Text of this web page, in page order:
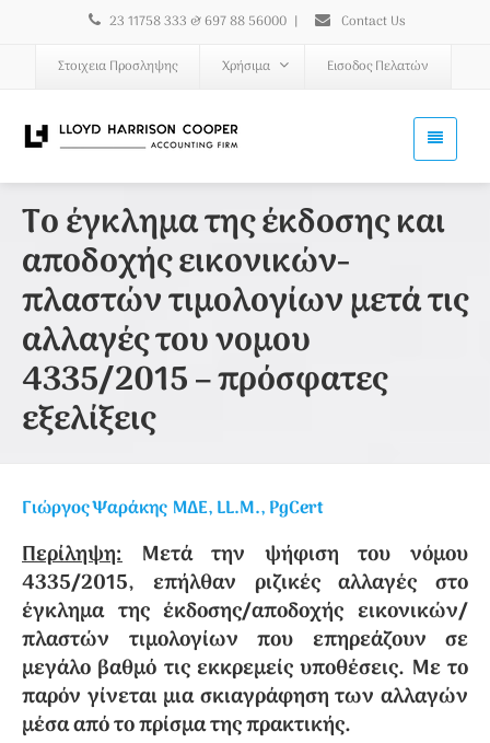
23 11758 333 & 697 88 56000 | Contact Us
Στοιχεια Προσληψης Χρήσιμα Εισοδος Πελατών
Το έγκλημα της έκδοσης και
αποδοχής εικονικών-
πλαστών τιμολογίων μετά τις
αλλαγές του νομου
4335/2015 – πρόσφατες
εξελίξεις
Γιώργος Ψαράκης ΜΔΕ, LL.M., PgCert
Περίληψη: Μετά την ψήφιση του νόμου
4335/2015, επήλθαν ριζικές αλλαγές στο
έγκλημα της έκδοσης/αποδοχής εικονικών/
πλαστών τιμολογίων που επηρεάζουν σε
μεγάλο βαθμό τις εκκρεμείς υποθέσεις. Με το
παρόν γίνεται μια σκιαγράφηση των αλλαγών
μέσα από το πρίσμα της πρακτικής.